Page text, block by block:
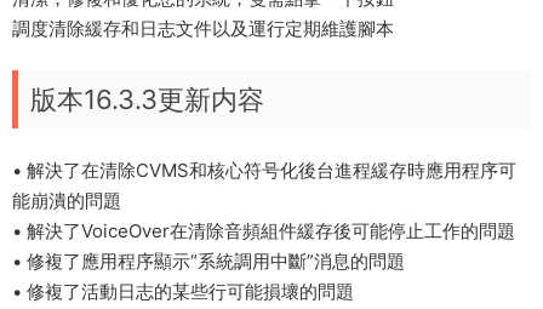
調度清除緩存和日志文件以及運行定期維護腳本
版本16.3.3更新内容
• 解決了在清除CVMS和核心符号化後台進程緩存時應用程序可
能崩潰的問題
• 解決了VoiceOver在清除音頻組件緩存後可能停止工作的問題
• 修複了應用程序顯示“系統調用中斷”消息的問題
• 修複了活動日志的某些行可能損壞的問題